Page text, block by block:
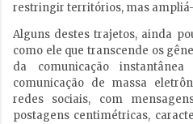
restringir territórios, mas
Alguns destes trajetos, ainda
como ele que transcende os
da comunicação
comunicação de massa
redes sociais, com
postagens centimétricas,